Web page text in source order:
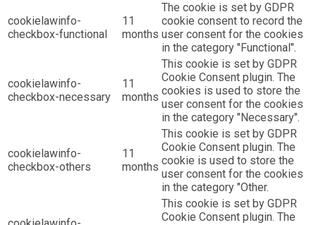
cookielawinfo-
checkbox-functional
11
months
The cookie is set by GDPR
cookie consent to record the
user consent for the cookies
in the category "Functional".
cookielawinfo-
checkbox-necessary
11
months
This cookie is set by GDPR
Cookie Consent plugin. The
cookies is used to store the
user consent for the cookies
in the category "Necessary".
cookielawinfo-
checkbox-others
11
months
This cookie is set by GDPR
Cookie Consent plugin. The
cookie is used to store the
user consent for the cookies
in the category "Other.
This cookie is set by GDPR
Cookie Consent plugin. The